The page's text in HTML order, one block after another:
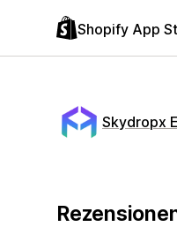
Shopify App
Skydropx